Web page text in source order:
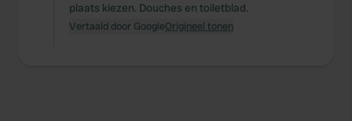
plaats kiezen. Douches en toiletblad.
Vertaald door GoogleOrigineel tonen